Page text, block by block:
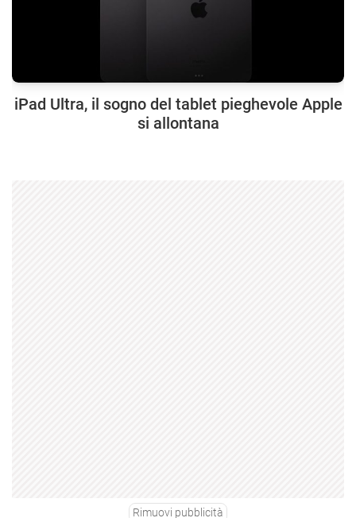
iPad Ultra, il sogno del tablet pieghevole Apple
si allontana
Rimuovi pubblicità